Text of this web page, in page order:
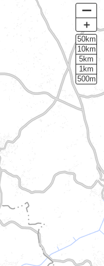
ー
＋
50km
10km
5km
1km
500m